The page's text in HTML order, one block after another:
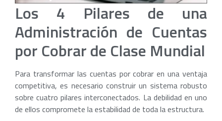
Los 4 Pilares de una
Administración de Cuentas
por Cobrar de Clase Mundial
Para transformar las cuentas por cobrar en una ventaja
competitiva, es necesario construir un sistema robusto
sobre cuatro pilares interconectados. La debilidad en uno
de ellos compromete la estabilidad de toda la estructura.